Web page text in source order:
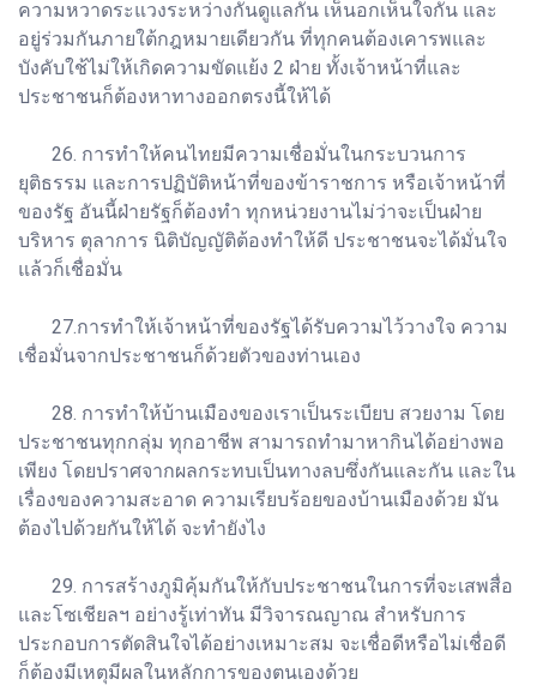
ความหวาดระแวงระหว่างกันดูแลกัน เห็นอกเห็นใจกัน และ
อยู่ร่วมกันภายใต้กฎหมายเดียวกัน ที่ทุกคนต้องเคารพและ
บังคับใช้ไม่ให้เกิดความขัดแย้ง 2 ฝ่าย ทั้งเจ้าหน้าที่และ
ประชาชนก็ต้องหาทางออกตรงนี้ให้ได้
26. การทำให้คนไทยมีความเชื่อมั่นในกระบวนการ
ยุติธรรม และการปฏิบัติหน้าที่ของข้าราชการ หรือเจ้าหน้าที่
ของรัฐ อันนี้ฝ่ายรัฐก็ต้องทำ ทุกหน่วยงานไม่ว่าจะเป็นฝ่าย
บริหาร ตุลาการ นิติบัญญัติต้องทำให้ดี ประชาชนจะได้มั่นใจ
แล้วก็เชื่อมั่น
27.การทำให้เจ้าหน้าที่ของรัฐได้รับความไว้วางใจ ความ
เชื่อมั่นจากประชาชนก็ด้วยตัวของท่านเอง
28. การทำให้บ้านเมืองของเราเป็นระเบียบ สวยงาม โดย
ประชาชนทุกกลุ่ม ทุกอาชีพ สามารถทำมาหากินได้อย่างพอ
เพียง โดยปราศจากผลกระทบเป็นทางลบซึ่งกันและกัน และใน
เรื่องของความสะอาด ความเรียบร้อยของบ้านเมืองด้วย มัน
ต้องไปด้วยกันให้ได้ จะทำยังไง
29. การสร้างภูมิคุ้มกันให้กับประชาชนในการที่จะเสพสื่อ
และโซเชียลฯ อย่างรู้เท่าทัน มีวิจารณญาณ สำหรับการ
ประกอบการตัดสินใจได้อย่างเหมาะสม จะเชื่อดีหรือไม่เชื่อดี
ก็ต้องมีเหตุมีผลในหลักการของตนเองด้วย